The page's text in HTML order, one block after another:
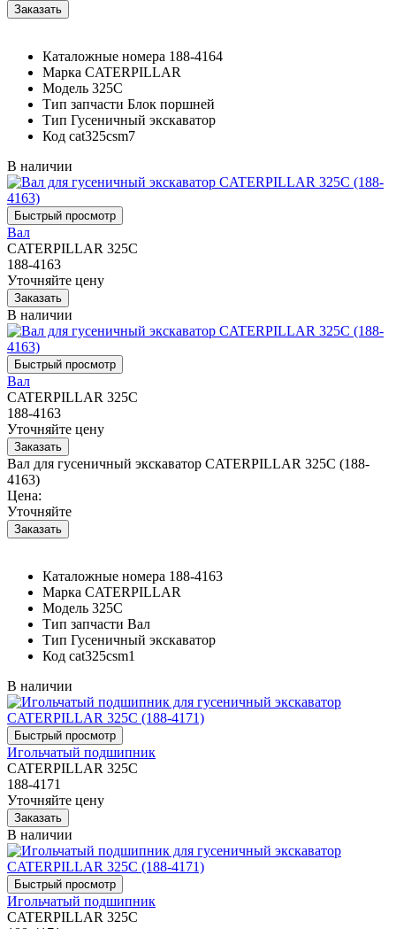
Каталожные номера 188-4164
Марка CATERPILLAR
Модель 325C
Тип запчасти Блок поршней
Тип Гусеничный экскаватор
Код cat325csm7
В наличии
Вал
CATERPILLAR 325C
188-4163
Уточняйте цену
В наличии
Вал
CATERPILLAR 325C
188-4163
Уточняйте цену
Вал для гусеничный экскаватор CATERPILLAR 325C (188-
4163)
Цена:
Уточняйте
Каталожные номера 188-4163
Марка CATERPILLAR
Модель 325C
Тип запчасти Вал
Тип Гусеничный экскаватор
Код cat325csm1
В наличии
Игольчатый подшипник
CATERPILLAR 325C
188-4171
Уточняйте цену
В наличии
Игольчатый подшипник
CATERPILLAR 325C